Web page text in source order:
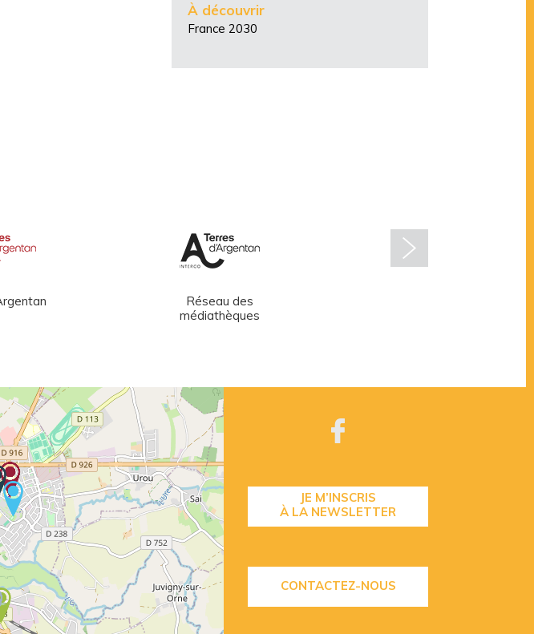
À découvrir
France 2030
Réseau des
médiathèques
JE M’INSCRIS
À LA NEWSLETTER
CONTACTEZ-NOUS